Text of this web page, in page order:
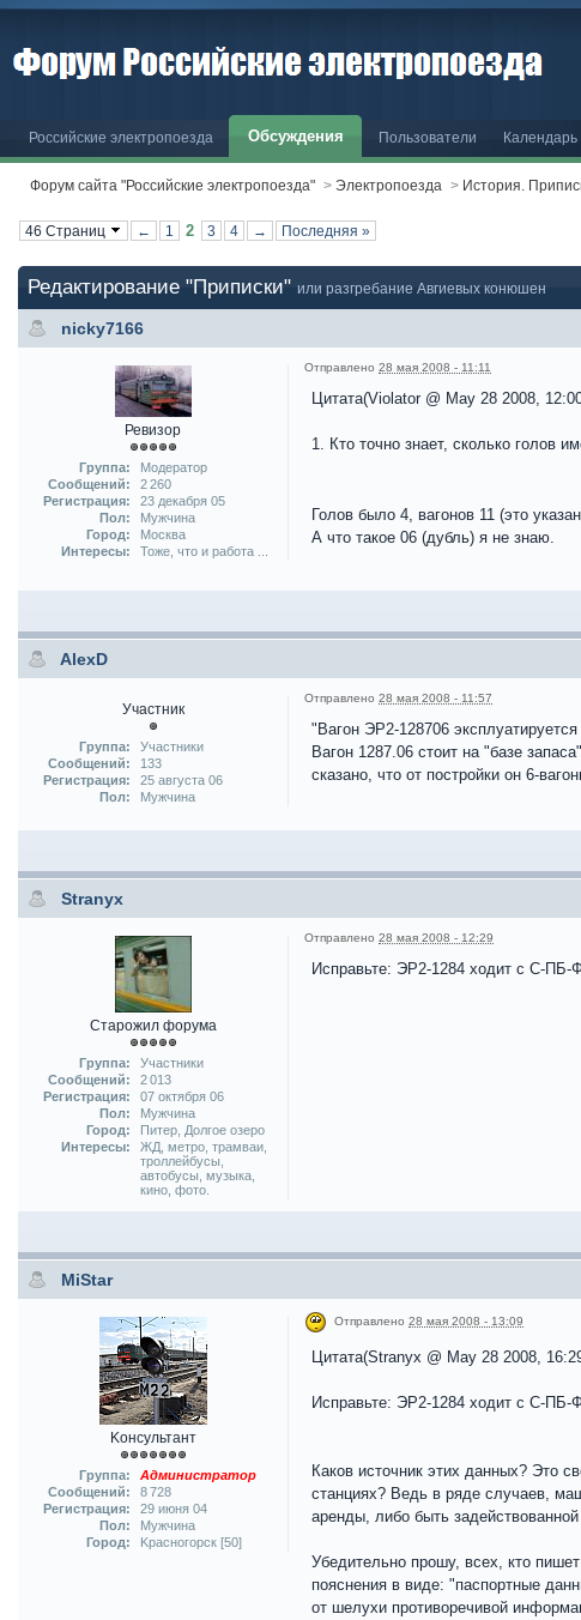
Российские электропоезда Обсуждения Пользователи Календарь
Форум сайта "Российские электропоезда" > Электропоезда > История.
46 Страниц ← 1 2 3 4 → Последняя »
Редактирование "Приписки" или разгребание Авгиевых конюшен
nicky7166
Ревизор
Группа:
Модератор
Сообщений:
2 260
Регистрация:
23 декабря 05
Пол:
Мужчина
Город:
Москва
Интересы:
Тоже, что и работа ...
Отправлено 28 мая 2008 - 11:11
Цитата(Violator @ May 28 2008,
1. Кто точно знает, сколько голов
Голов было 4, вагонов 11 (это
А что такое 06 (дубль) я не знаю.
AlexD
Участник
Группа:
Участники
Сообщений:
133
Регистрация:
25 августа 06
Пол:
Мужчина
Отправлено 28 мая 2008 - 11:57
"Вагон ЭР2-128706
Вагон 1287.06 стоит на "базе
сказано, что от постройки он 6-
Stranyx
Старожил форума
Группа:
Участники
Сообщений:
2 013
Регистрация:
07 октября 06
Пол:
Мужчина
Город:
Питер, Долгое озеро
Интересы:
ЖД, метро, трамваи,
троллейбусы,
автобусы, музыка,
кино, фото.
Отправлено 28 мая 2008 - 12:29
Исправьте: ЭР2-1284 ходит с С-
MiStar
Kонсультант
Группа:
Администратор
Сообщений:
8 728
Регистрация:
29 июня 04
Пол:
Мужчина
Город:
Kрасногорск [50]
Отправлено 28 мая 2008 - 13:09
Цитата(Stranyx @ May 28 2008,
Исправьте: ЭР2-1284 ходит с С-
Каков источник этих данных? Это
станциях? Ведь в ряде случаев,
аренды, либо быть
Убедительно прошу, всех, кто
пояснения в виде: "паспортные
от шелухи противоречивой